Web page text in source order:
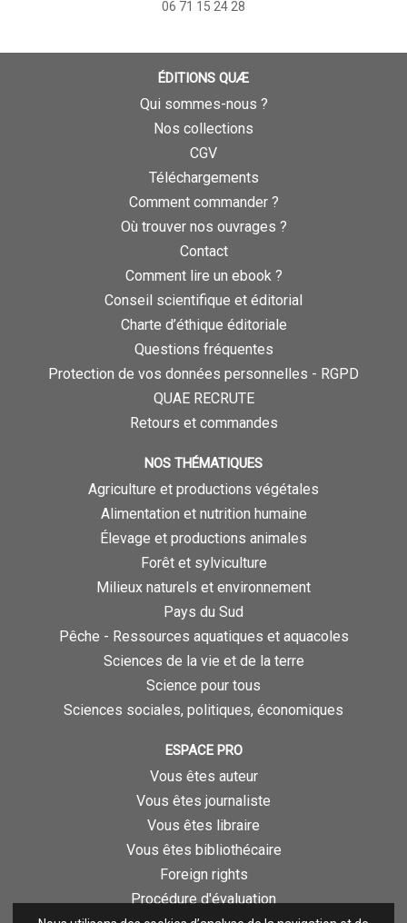
06 71 15 24 28
ÉDITIONS QUÆ
Qui sommes-nous ?
Nos collections
CGV
Téléchargements
Comment commander ?
Où trouver nos ouvrages ?
Contact
Comment lire un ebook ?
Conseil scientifique et éditorial
Charte d’éthique éditoriale
Questions fréquentes
Protection de vos données personnelles - RGPD
QUAE RECRUTE
Retours et commandes
NOS THÉMATIQUES
Agriculture et productions végétales
Alimentation et nutrition humaine
Élevage et productions animales
Forêt et sylviculture
Milieux naturels et environnement
Pays du Sud
Pêche - Ressources aquatiques et aquacoles
Sciences de la vie et de la terre
Science pour tous
Sciences sociales, politiques, économiques
ESPACE PRO
Vous êtes auteur
Vous êtes journaliste
Vous êtes libraire
Vous êtes bibliothécaire
Foreign rights
Procédure d'évaluation